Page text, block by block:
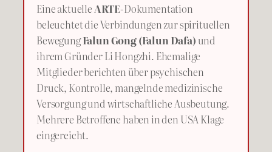
Eine aktuelle ARTE-Dokumentation
beleuchtet die Verbindungen zur spirituellen
BewegungFalun Gong (Falun Dafa) und
ihrem Gründer Li Hongzhi. Ehemalige
Mitglieder berichten über psychischen
Druck, Kontrolle, mangelnde medizinische
Versorgung und wirtschaftliche Ausbeutung.
Mehrere Betroffene haben in den USA Klage
eingereicht.